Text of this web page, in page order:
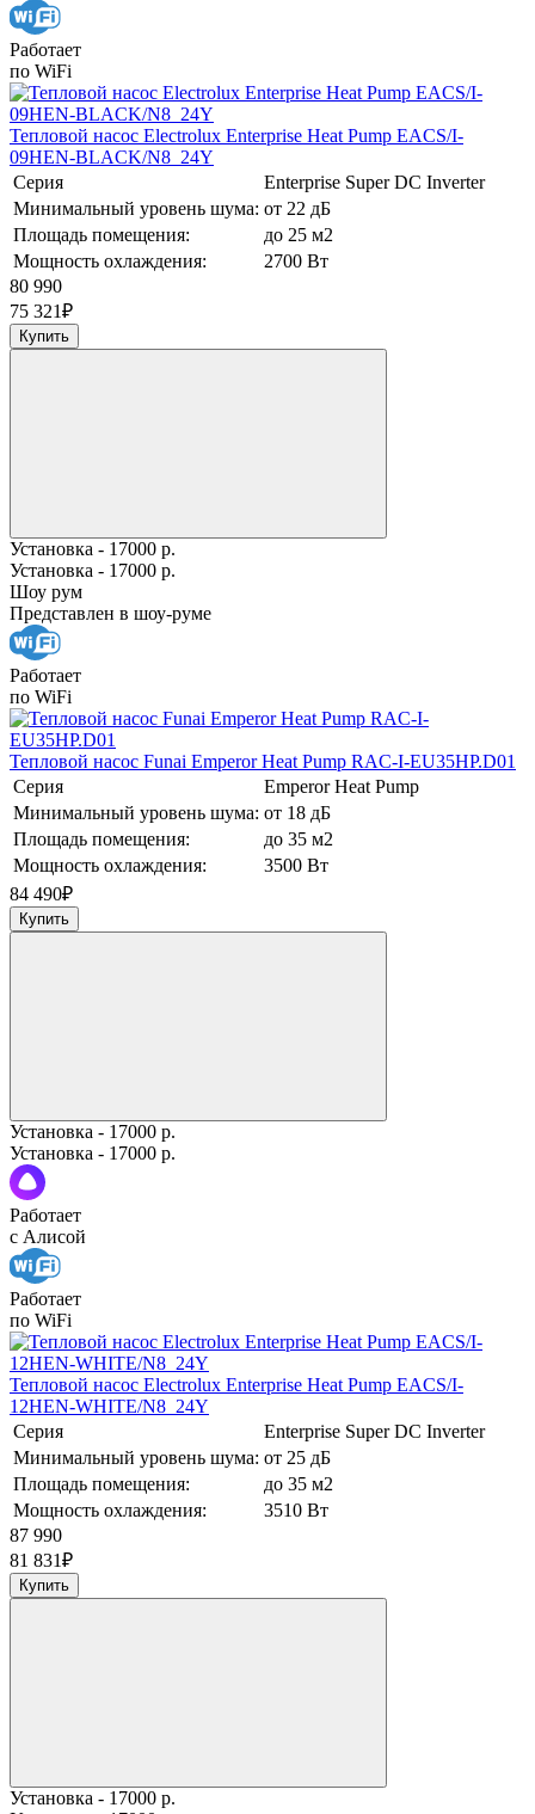
Работает
по WiFi
Тепловой насос Electrolux Enterprise Heat Pump EACS/I-
09HEN-BLACK/N8_24Y
Серия
Enterprise Super DC Inverter
Минимальный уровень шума: от 22 дБ
Площадь помещения:
до 25 м2
Мощность охлаждения:
2700 Вт
80 990
75 321₽
Купить
Установка - 17000 р.
Установка - 17000 р.
Шоу рум
Представлен в шоу-руме
Работает
по WiFi
Тепловой насос Funai Emperor Heat Pump RAC-I-EU35HP.D01
Серия
Emperor Heat Pump
Минимальный уровень шума: от 18 дБ
Площадь помещения:
до 35 м2
Мощность охлаждения:
3500 Вт
84 490₽
Купить
Установка - 17000 р.
Установка - 17000 р.
Работает
с Алисой
Работает
по WiFi
Тепловой насос Electrolux Enterprise Heat Pump EACS/I-
12HEN-WHITE/N8_24Y
Серия
Enterprise Super DC Inverter
Минимальный уровень шума: от 25 дБ
Площадь помещения:
до 35 м2
Мощность охлаждения:
3510 Вт
87 990
81 831₽
Купить
Установка - 17000 р.